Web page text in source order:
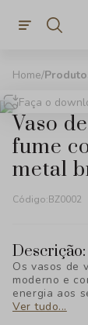
Faça o
vaso decortaivo em vidro
fume
metal
Código:BZ0002
Descrição:
Os vasos de
moderno e
energia aos
ou
Ver tudo...